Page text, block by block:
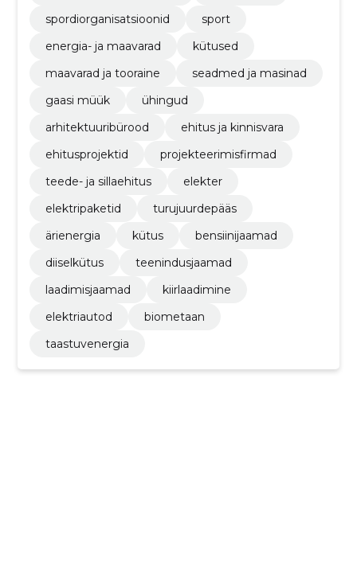
spordiorganisatsioonid
sport
energia- ja maavarad
kütused
maavarad ja tooraine
seadmed ja masinad
gaasi müük
ühingud
arhitektuuribürood
ehitus ja kinnisvara
ehitusprojektid
projekteerimisfirmad
teede- ja sillaehitus
elekter
elektripaketid
turujuurdepääs
ärienergia
kütus
bensiinijaamad
diiselkütus
teenindusjaamad
laadimisjaamad
kiirlaadimine
elektriautod
biometaan
taastuvenergia